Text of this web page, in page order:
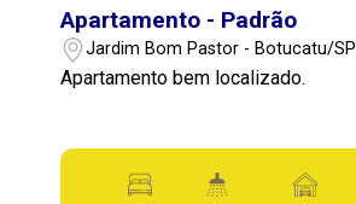
Apartamento - Padrão
Jardim Bom Pastor - Botucatu/SP
Apartamento bem localizado.